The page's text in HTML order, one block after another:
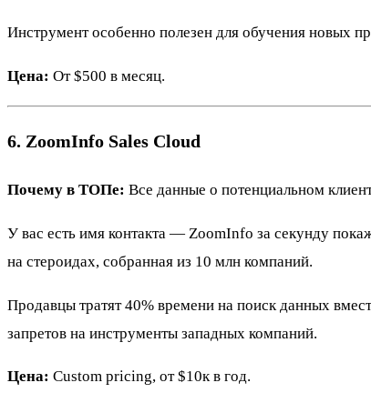
Инструмент особенно полезен для обучения новых
Цена: От $500 в месяц.
6. ZoomInfo Sales Cloud
Почему в ТОПе: Все данные о потенциальном
У вас есть имя контакта — ZoomInfo за секунду
на стероидах, собранная из 10 млн компаний.
Продавцы тратят 40% времени на поиск данных
запретов на инструменты западных компаний.
Цена: Custom pricing, от $10к в год.